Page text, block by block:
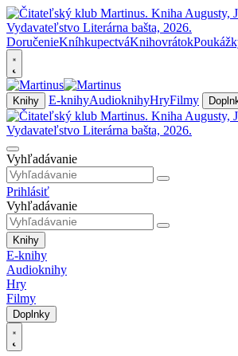
DoručenieKníhkupectváKnihovrátok
Knihy E-knihyAudioknihyHryFilmy
Vyhľadávanie
Prihlásiť
Vyhľadávanie
Knihy
E-knihy
Audioknihy
Hry
Filmy
Doplnky